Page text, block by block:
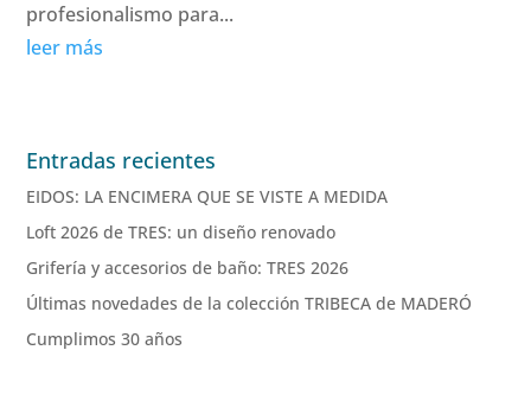
profesionalismo para...
leer más
Entradas recientes
EIDOS: LA ENCIMERA QUE SE VISTE A MEDIDA
Loft 2026 de TRES: un diseño renovado
Grifería y accesorios de baño: TRES 2026
Últimas novedades de la colección TRIBECA de MADERÓ
Cumplimos 30 años